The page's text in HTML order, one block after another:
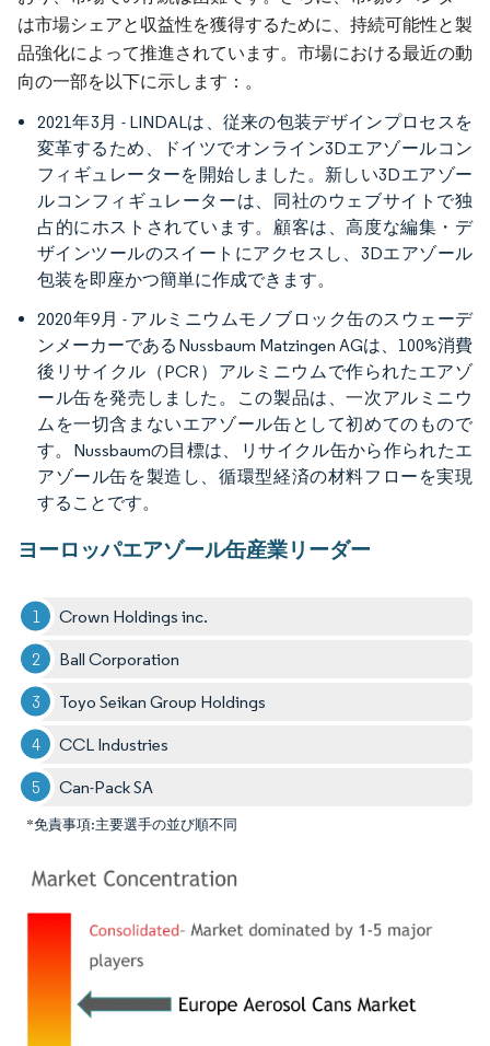
は市場シェアと収益性を獲得するために、持続可能性と製
品強化によって推進されています。市場における最近の動
向の一部を以下に示します：。
2021年3月 - LINDALは、従来の包装デザインプロセスを
変革するため、ドイツでオンライン3Dエアゾールコン
フィギュレーターを開始しました。新しい3Dエアゾー
ルコンフィギュレーターは、同社のウェブサイトで独
占的にホストされています。顧客は、高度な編集・デ
ザインツールのスイートにアクセスし、3Dエアゾール
包装を即座かつ簡単に作成できます。
2020年9月 - アルミニウムモノブロック缶のスウェーデ
ンメーカーであるNussbaum Matzingen AGは、100%消費
後リサイクル（PCR）アルミニウムで作られたエアゾ
ール缶を発売しました。この製品は、一次アルミニウ
ムを一切含まないエアゾール缶として初めてのもので
す。Nussbaumの目標は、リサイクル缶から作られたエ
アゾール缶を製造し、循環型経済の材料フローを実現
することです。
ヨーロッパエアゾール缶産業リーダー
Crown Holdings inc.
Ball Corporation
Toyo Seikan Group Holdings
CCL Industries
Can-Pack SA
*免責事項:主要選手の並び順不同